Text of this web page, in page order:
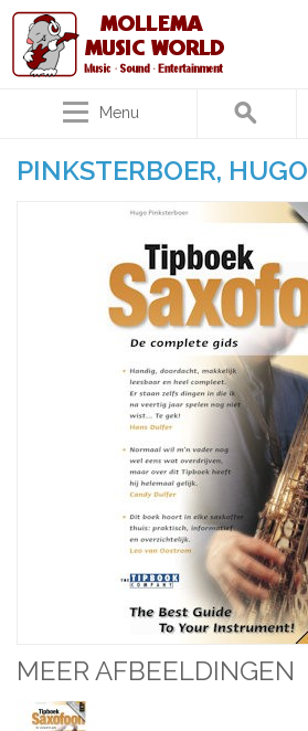
Menu
PINKSTERBOER, HUGO
MEER AFBEELDINGEN